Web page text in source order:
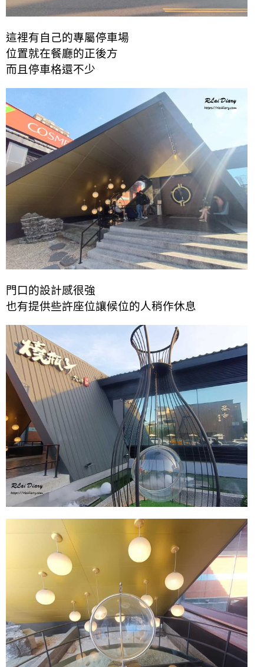
這裡有自己的專屬停車場
位置就在餐廳的正後方
而且停車格還不少
門口的設計感很強
也有提供些許座位讓候位的人稍作休息